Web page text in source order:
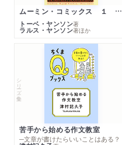
ムーミン・コミックス １ 黄金のしっぽ
トーベ・ヤンソン著
ラルス・ヤンソン著ほか
シリーズ・全集
苦手から始める作文教室
─文章が書けたらいいことはある？